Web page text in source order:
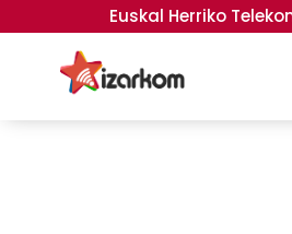
Euskal Herriko